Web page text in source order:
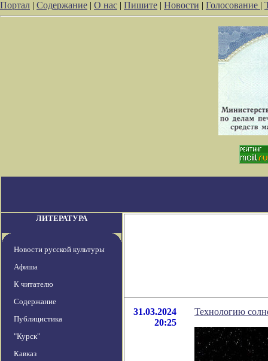
Портал | Содержание | О нас | Пишите | Новости | Голосование |
ЛИТЕРАТУРА
Новости русской культуры
Афиша
К читателю
Содержание
Публицистика
"Курск"
Кавказ
31.03.2024
20:25
Технологию